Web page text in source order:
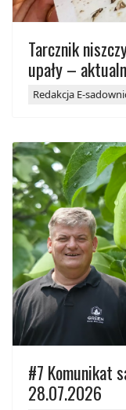
Tarcznik
upały –
Redakcja E-
#7 Komunikat
28.07.2026